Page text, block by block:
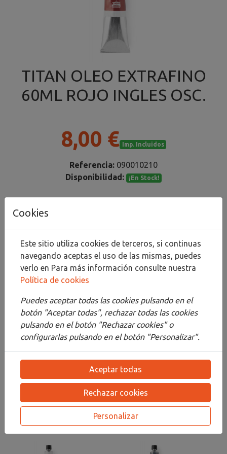
TITAN OLEO EXTRAFINO
60ML ROJO INGLES OSC.
8,00 € Imp. Incluidos
Referencia: 090010210
Disponibilidad:
¡En Stock!
Detalles
Adjuntos
Opiniones
¡Este producto no tiene descripción!
RELACIONADOS
Cookies
Este sitio utiliza cookies de terceros, si continuas
navegando aceptas el uso de las mismas, puedes
verlo en Para más información consulte nuestra
Política de cookies
Puedes aceptar todas las cookies pulsando en el
botón "Aceptar todas", rechazar todas las cookies
pulsando en el botón "Rechazar cookies" o
configurarlas pulsando en el botón "Personalizar".
Aceptar todas
Rechazar cookies
Personalizar